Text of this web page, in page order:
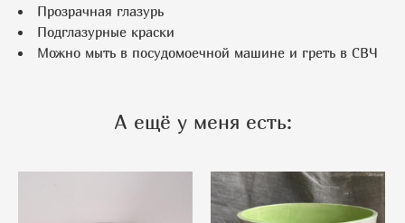
Прозрачная глазурь
Подглазурные краски
Можно мыть в посудомоечной машине и греть в СВЧ
А ещё у меня есть: